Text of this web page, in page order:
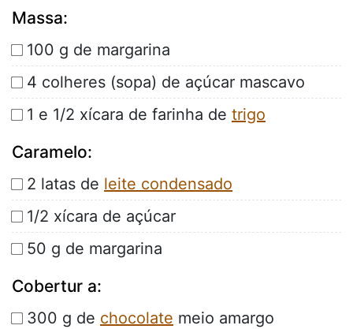
Massa:
100 g de margarina
4 colheres (sopa) de açúcar mascavo
1 e 1/2 xícara de farinha de trigo
Caramelo:
2 latas de leite condensado
1/2 xícara de açúcar
50 g de margarina
Cobertur a:
300 g de chocolate meio amargo